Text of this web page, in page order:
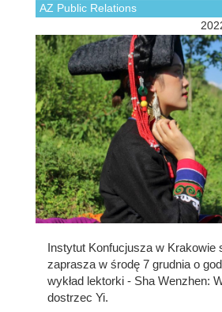
AZ Public Relations
Instytut Konfucjusza w Krakowie
zaprasza w środę 7 grudnia o
wykład lektorki - Sha Wenzhen:
dostrzec Yi.